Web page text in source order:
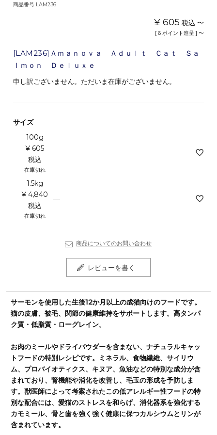
商品番号 LAM236
¥ 605 税込 〜
[ 6 ポイント進呈 ] 〜
[LAM236]Ａｍａｎｏｖａ Ａｄｕｌｔ Ｃａｔ Ｓａ
ｌｍｏｎ Ｄｅｌｕｘｅ
申し訳ございません。ただいま在庫がございません。
サイズ
100g
¥ 605
税込
在庫切れ
—
1.5kg
¥ 4,840
税込
在庫切れ
—
商品についてのお問い合わせ
レビューを書く
サーモンを使用した生後12か月以上の成猫向けのフードです。
猫の皮膚、被毛、関節の健康維持をサポートします。高タンパ
ク質・低脂質・ローグレイン。
お肉のミールやドライパウダーを含まない、ナチュラルキャッ
トフードの特別レシピです。ミネラル、食物繊維、サイリウ
ム、プロバイオティクス、キヌア、魚油などの特別な成分が含
まれており、腎機能や消化を改善し、毛玉の形成を予防しま
す。獣医師によって考案されたこの低アレルギー性フードの特
別な配合には、愛猫のストレスを和らげ、消化器系を強化する
カモミール、骨と歯を強く強く健康に保つカルシウムとリンが
含まれています。